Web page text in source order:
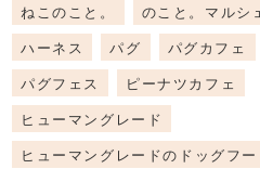
ねこのこと。
のこと。マルシ
ハーネス
パグ
パグカフェ
パグフェス
ピーナツカフェ
ヒューマングレード
ヒューマングレードのドッグフー